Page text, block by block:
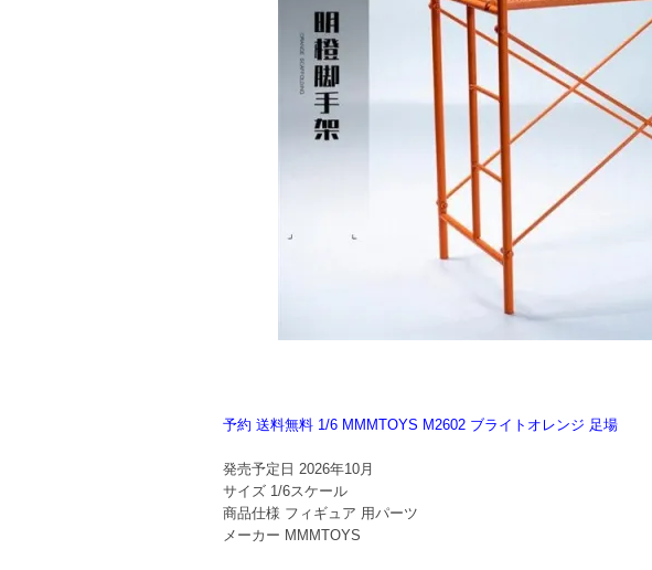
予約 送料無料 1/6 MMMTOYS M2602 ブライトオレンジ 足場
発売予定日 2026年10月
サイズ 1/6スケール
商品仕様 フィギュア 用パーツ
メーカー MMMTOYS